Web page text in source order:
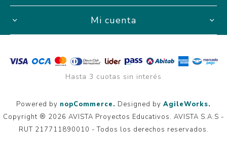
Mi cuenta
Hasta 3 cuotas sin interés
Powered by nopCommerce. Designed by AgileWorks.
Copyright ® 2026 AVISTA Proyectos Educativos. AVISTA S.A.S -
RUT 217711890010 - Todos los derechos reservados.